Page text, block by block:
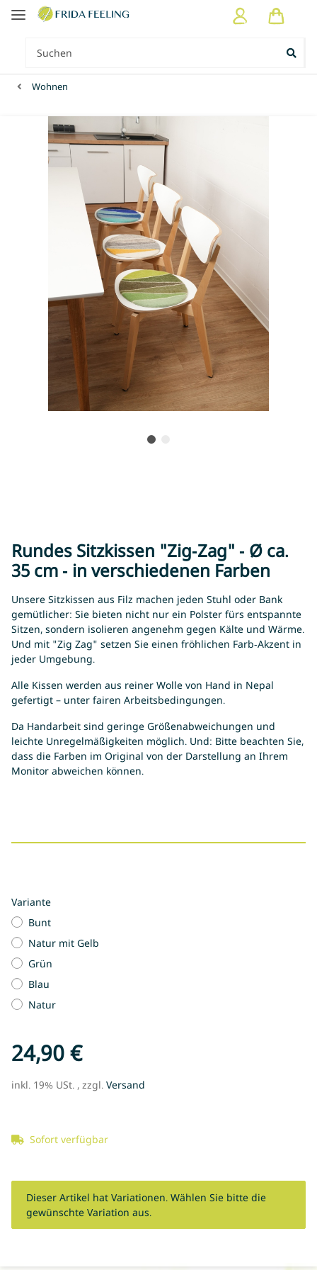
Wohnen
Rundes Sitzkissen "Zig-Zag" - Ø ca.
35 cm - in verschiedenen Farben
Unsere Sitzkissen aus Filz machen jeden Stuhl oder Bank
gemütlicher: Sie bieten nicht nur ein Polster fürs entspannte
Sitzen, sondern isolieren angenehm gegen Kälte und Wärme.
Und mit "Zig Zag" setzen Sie einen fröhlichen Farb-Akzent in
jeder Umgebung.
Alle Kissen werden aus reiner Wolle von Hand in Nepal
gefertigt – unter fairen Arbeitsbedingungen.
Da Handarbeit sind geringe Größenabweichungen und
leichte Unregelmäßigkeiten möglich. Und: Bitte beachten Sie,
dass die Farben im Original von der Darstellung an Ihrem
Monitor abweichen können.
Variante
Bunt
Natur mit Gelb
Grün
Blau
Natur
24,90 €
inkl. 19% USt. , zzgl. Versand
Sofort verfügbar
x
Dieser Artikel hat Variationen. Wählen Sie bitte die
gewünschte Variation aus.